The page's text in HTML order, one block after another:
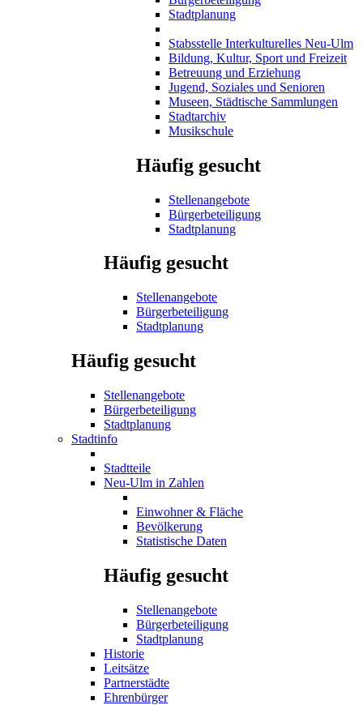
Stadtplanung
Stabsstelle Interkulturelles Neu-Ulm
Bildung, Kultur, Sport und Freizeit
Betreuung und Erziehung
Jugend, Soziales und Senioren
Museen, Städtische Sammlungen
Stadtarchiv
Musikschule
Häufig gesucht
Stellenangebote
Bürgerbeteiligung
Stadtplanung
Häufig gesucht
Stellenangebote
Bürgerbeteiligung
Stadtplanung
Häufig gesucht
Stellenangebote
Bürgerbeteiligung
Stadtplanung
Stadtinfo
Stadtteile
Neu-Ulm in Zahlen
Einwohner & Fläche
Bevölkerung
Statistische Daten
Häufig gesucht
Stellenangebote
Bürgerbeteiligung
Stadtplanung
Historie
Leitsätze
Partnerstädte
Ehrenbürger